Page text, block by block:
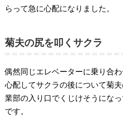
らって急に心配になりました。
菊夫の尻を叩くサクラ
偶然同じエレベーターに乗り合
心配してサクラの後について菊
業部の入り口でくじけそうにな
です。